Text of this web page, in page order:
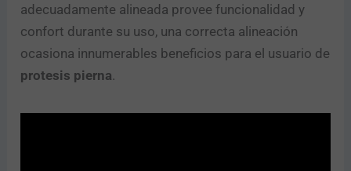
adecuadamente alineada provee funcionalidad y
confort durante su uso, una correcta alineación
ocasiona innumerables beneficios para el usuario de
protesis pierna.